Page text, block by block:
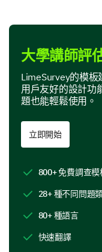
所有適用項目）
講座
小組活動
討論
多媒體演示
作業
實驗
大學講師評
LimeSurvey的模
用戶友好的設計功
題也能輕鬆使用。
立即開始
800+ 免費調查模
28+ 種不同問題
80+ 種語言
快速翻譯